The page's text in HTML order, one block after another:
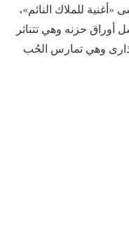
عيسى «أغنية للملاك النائم»،
أوراق حزنه وهي تتناثر
وهي تمارس الحُب